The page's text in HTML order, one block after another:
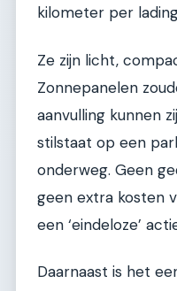
kilometer per
Ze zijn licht,
Zonnepanelen
aanvulling kunnen
stilstaat op een
onderweg. Geen
geen extra kosten
een ‘eindeloze’
Daarnaast is het